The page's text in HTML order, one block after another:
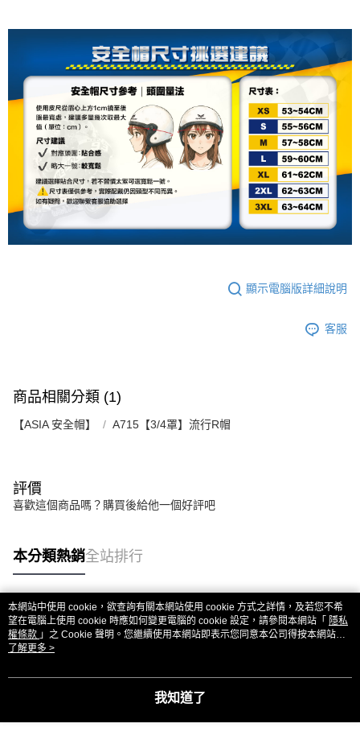
成交易。
3.實際核准額度、可分期數及費用金額請依後續交易確認頁面所載為準。
4.訂單成立30分鐘內，如未前往確認交易或遇審核未通過，訂單將自動取
消。如遇「轉專審核」未通過狀況，表示未達大哥付你分期系統評分，恕無
法說明評估內容。
【繳款方式說明】
1.分期款項不併入電信帳單，「大哥付你分期」於每月結算日後寄送繳費提
醒簡訊。
2.透過簡訊連結打開帳單後，可選擇「超商條碼／台灣大直營門市／銀行轉
帳／街口支付／iPASS MONEY」等通路繳費。
【注意事項】
1.本服務係由「台灣大哥大股份有限公司」（以下簡稱本公司）所提供，讓
買賣價金債權讓與本公司後，依約使用本公司帳單繳交帳款。
2.基於同意付款使用「大哥付你分期」之契約關係目的，商店將以您的個人
https://oppay.tw/userRule
AFTEE先享後付是「在收到商品之後才付款」的支付方式。 讓您購物簡單
１．簡單：不需註冊會員、不需綁卡、不需儲值。
２．便利：只要手機號碼，簡訊認證，即可結帳。
３．安心：先確認商品／服務後，再付款。
【「AFTEE先享後付」結帳流程】
１．於結帳方式選擇「AFTEE先享後付」後，將跳轉至「AFTEE先享後付」
結帳頁面，進行簡訊認證並確認金額後，即可完成結帳。
２．訂單成立數日內，您將收到繳費通知簡訊。
３．收到繳費通知簡訊後14天內，點擊此簡訊中的連結，可透過四大超商／
ATM／網路銀行／等多元方式進行付款，方視為交易完成。
※ 請注意：結帳手續完成當下不需立刻繳費，但若您需要取消訂單，請聯絡
購買商品的店家。未經商家同意取消之訂單仍視為有效，需透過AFTEE先享
後付繳納相關費用。
https://netprotections.freshdesk.com/support/home
１．透過由恩沛科技股份有限公司提供之「AFTEE先享後付」服務完成之交
３．未成年的使用者請事先徵得法定代理人或監護人之同意方可使用
任。
５．嚴禁一人註冊多個帳號或使用他人資訊註冊。若發現惡意使用之情形，
恩沛科技股份有限公司將有權停止該用戶之使用額度並採取法律行動。
運送方式
全家取貨付款
每筆NT$80，滿NT$1,999(含以上)免運費
付款後全家取貨
每筆NT$80，滿NT$1,999(含以上)免運費
7-11取貨付款
每筆NT$80，滿NT$1,999(含以上)免運費
顯示電腦版詳細說明
客服
商品相關分類 (1)
【ASIA 安全帽】 A715【3/4罩】流行R帽
評價
喜歡這個商品嗎？購買後給他一個好評吧
本分類熱銷全站排行
熱門標籤
本網站中使用 cookie，欲查詢有關本網站使用 cookie 方式之詳情，及若您不希
望在電腦上使用 cookie 時應如何變更電腦的 cookie 設定，請參閱本網站「 隱私
權條款 」之 Cookie 聲明。您繼續使用本網站即表示您同意本公司得按本網站使
用條款之 Cookie 聲明使用 cookie。
了解更多 >
我知道了